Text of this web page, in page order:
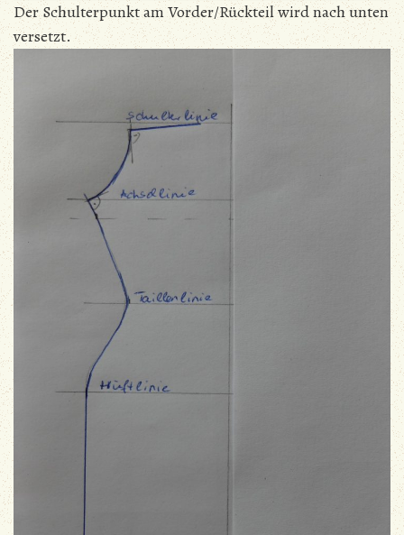
Der Schulterpunkt am Vorder/Rückteil wird nach unten
versetzt.